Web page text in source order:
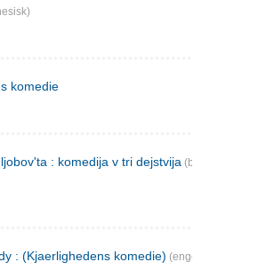
komedie
: komedija v tri dejstvija (bulgarsk)
: (Kjaerlighedens komedie) (engelsk)